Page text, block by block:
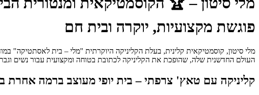
פוגשת מקצועיות, יוקרה ובית חם
העולם החדשנית שלה, שהופכת את הקליניקה לכתובת בטוחה ומקצועית עבור נשים
קליניקה עם טאץ' צרפתי – בית יופי מעוצב ברמה אחרת